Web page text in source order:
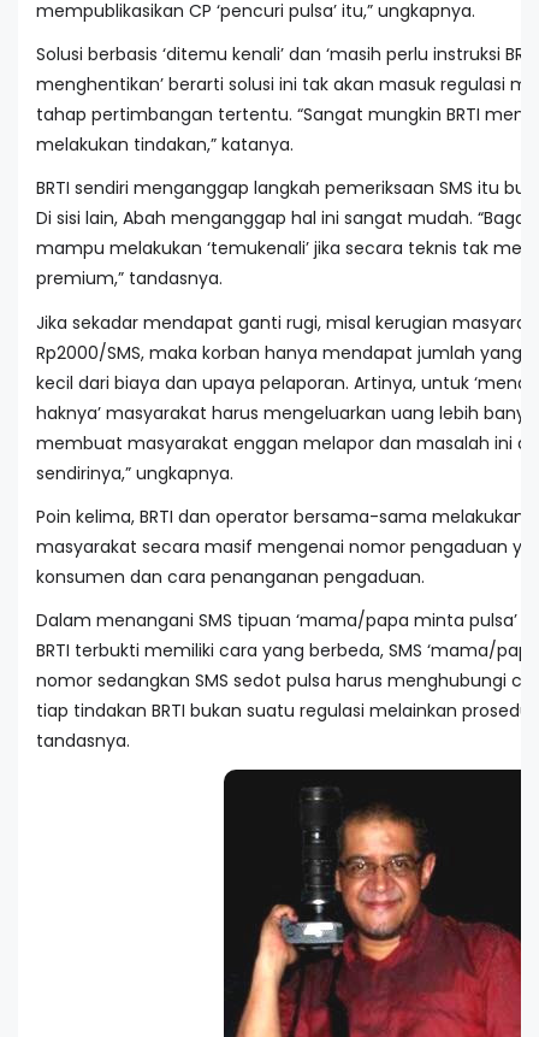
mempublikasikan CP ‘pencuri pulsa’ itu,” ungkapnya.
Solusi berbasis ‘ditemu kenali’ dan ‘masih perlu instruksi
menghentikan’ berarti solusi ini tak akan masuk regulasi
tahap pertimbangan tertentu. “Sangat mungkin BRTI
melakukan tindakan,” katanya.
BRTI sendiri menganggap langkah pemeriksaan SMS itu
Di sisi lain, Abah menganggap hal ini sangat mudah.
mampu melakukan ‘temukenali’ jika secara teknis tak
premium,” tandasnya.
Jika sekadar mendapat ganti rugi, misal kerugian
Rp2000/SMS, maka korban hanya mendapat jumlah yang
kecil dari biaya dan upaya pelaporan. Artinya, untuk
haknya’ masyarakat harus mengeluarkan uang lebih
membuat masyarakat enggan melapor dan masalah ini
sendirinya,” ungkapnya.
Poin kelima, BRTI dan operator bersama-sama melakukan
masyarakat secara masif mengenai nomor pengaduan
konsumen dan cara penanganan pengaduan.
Dalam menangani SMS tipuan ‘mama/papa minta pulsa’
BRTI terbukti memiliki cara yang berbeda, SMS ‘mama/
nomor sedangkan SMS sedot pulsa harus menghubungi call
tiap tindakan BRTI bukan suatu regulasi melainkan
tandasnya.